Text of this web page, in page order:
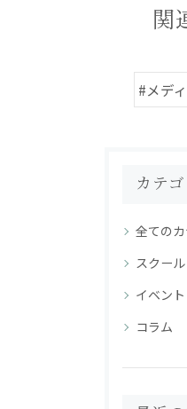
関
#メデ
カテ
全ての
スクール
イベント
コラム